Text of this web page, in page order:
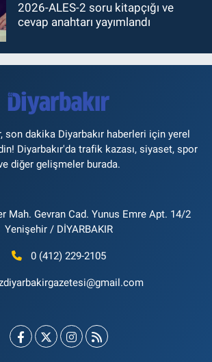
2026-ALES-2 soru kitapçığı ve
cevap anahtarı yayımlandı
son dakika Diyarbakır haberleri için yerel
Diyarbakır'da trafik kazası, siyaset, spor
diğer gelişmeler burada.
Mah. Gevran Cad. Yunus Emre Apt. 14/2
Yenişehir / DİYARBAKIR
0 (412) 229-2105